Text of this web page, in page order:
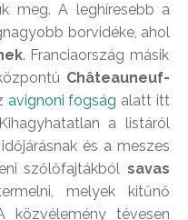
meg. A leghíresebb a
borvidéke, ahol
. Franciaország másik
Châteauneuf-
avignoni fogság alatt itt
a listáról
és a meszes
szőlőfajtákból savas
melyek kitűnő
közvélemény tévesen